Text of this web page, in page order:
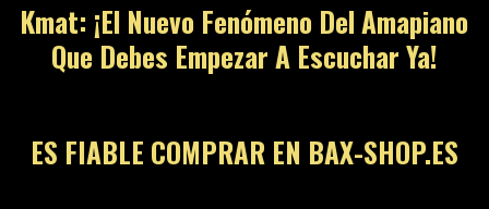
Kmat: ¡El Nuevo Fenómeno Del Amapiano
Que Debes Empezar A Escuchar Ya!
13
ES FIABLE COMPRAR EN BAX-SHOP.ES
14